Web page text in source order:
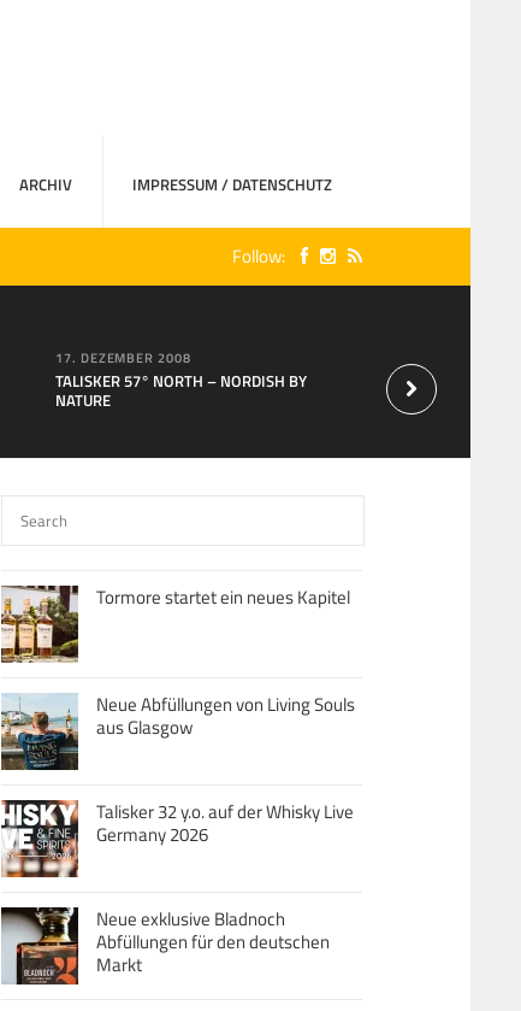
ARCHIV IMPRESSUM / DATENSCHUTZ
Follow:
17. DEZEMBER 2008
TALISKER 57° NORTH – NORDISH BY
NATURE
Neu bei MaxXium:
Tormore startet ein neues Kapitel
Neue Abfüllungen von Living Souls
aus Glasgow
Talisker 32 y.o. auf der Whisky Live
Germany 2026
Neue exklusive Bladnoch
Abfüllungen für den deutschen
Markt